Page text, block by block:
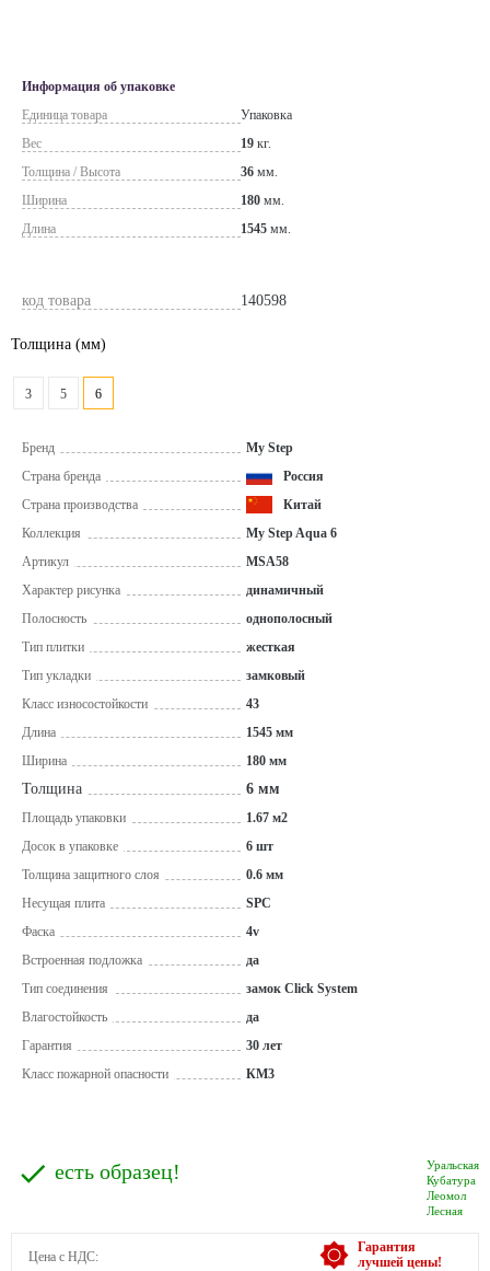
Информация об упаковке
Единица товара
Упаковка
Вес
19 кг.
Толщина / Высота
36 мм.
Ширина
180 мм.
Длина
1545 мм.
код товара 140598
Толщина (мм)
3 5 6
Бренд
My Step
Страна бренда
Россия
Страна производства
Китай
Коллекция
My Step Aqua 6
Артикул
MSA58
Характер рисунка
динамичный
Полосность
однополосный
Тип плитки
жесткая
Тип укладки
замковый
Класс износостойкости
43
Длина
1545 мм
Ширина
180 мм
Толщина 6 мм
Площадь упаковки
1.67 м2
Досок в упаковке
6 шт
Толщина защитного слоя
0.6 мм
Несущая плита
SPC
Фаска
4v
Встроенная подложка
да
Тип соединения
замок Click System
Влагостойкость
да
Гарантия
30 лет
Класс пожарной опасности
КМ3
Уральская
Кубатура
Леомол
Лесная
есть образец!
Гарантия
лучшей цены!
Цена с НДС: